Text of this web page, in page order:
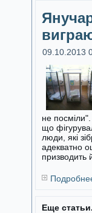
09.10.2013
не
що
люди, які
адекватно
призводить
Еще